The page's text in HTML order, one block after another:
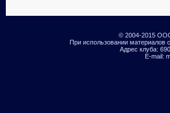
© 2004-2015
При использовании материалов
Адрес клуба:
E-mail: